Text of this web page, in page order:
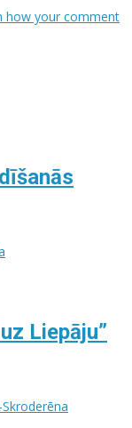
how your comment
Liepāju”